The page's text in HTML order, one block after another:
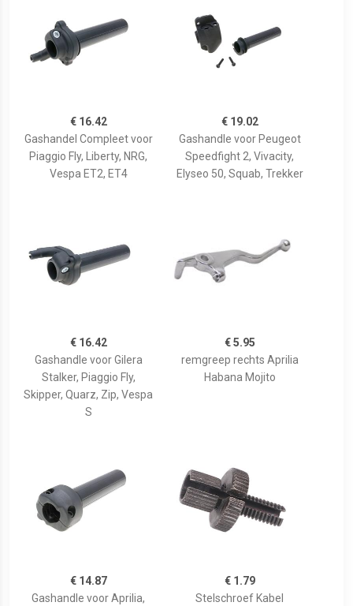
€ 16.42
Gashandel Compleet voor
Piaggio Fly, Liberty, NRG,
Vespa ET2, ET4
€ 19.02
Gashandle voor Peugeot
Speedfight 2, Vivacity,
Elyseo 50, Squab, Trekker
€ 16.42
Gashandle voor Gilera
Stalker, Piaggio Fly,
Skipper, Quarz, Zip, Vespa
S
€ 5.95
remgreep rechts Aprilia
Habana Mojito
€ 14.87
Gashandle voor Aprilia,
€ 1.79
Stelschroef Kabel